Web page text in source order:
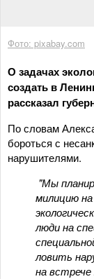
Фото: pixabay.com
О задачах
создать в
рассказал
По словам
бороться с
нарушителями.
"Мы
милицию
люди на
ловить
на встрече